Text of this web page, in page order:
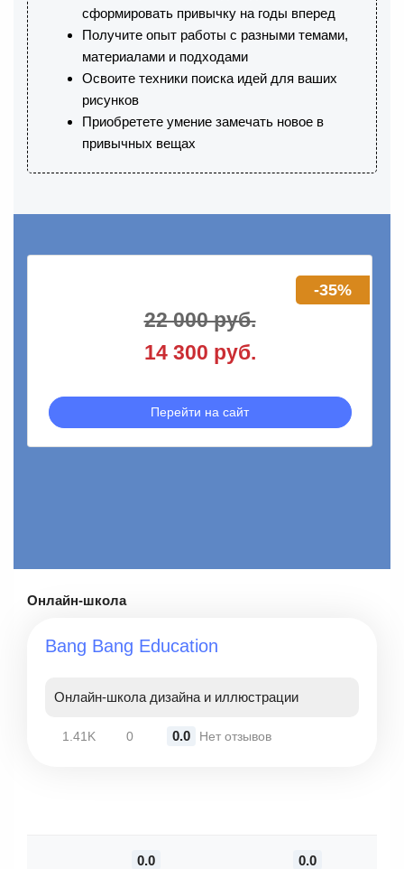
сформировать привычку на годы вперед
Получите опыт работы с разными темами,
материалами и подходами
Освоите техники поиска идей для ваших
рисунков
Приобретете умение замечать новое в
привычных вещах
-35%
22 000 руб.
14 300 руб.
Перейти на сайт
Онлайн-школа
Bang Bang Education
Онлайн-школа дизайна и иллюстрации
1.41K 0 0.0 Нет отзывов
0.0 0.0